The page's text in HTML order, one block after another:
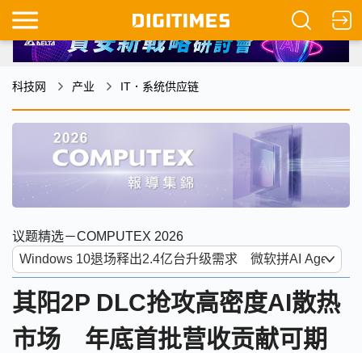
科技网 产业 IT．系统供应链
议题精选－COMPUTEX 2026
其阳2P DLC抢攻高密度AI散热
市场 年底首批营收贡献可期